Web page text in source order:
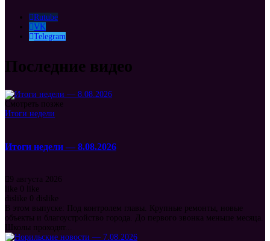
Rutube
VK
Telegram
Последние видео
Смотреть позже
Итоги недели
Итоги недели — 8.08.2026
9 августа 2026
like
0
like
dislike
0 dislike
В этом выпуске: Под контролем главы. Крупные ремонты, новые
объекты и благоустройство города. До первого звонка меньше месяца.
Школы проходят...